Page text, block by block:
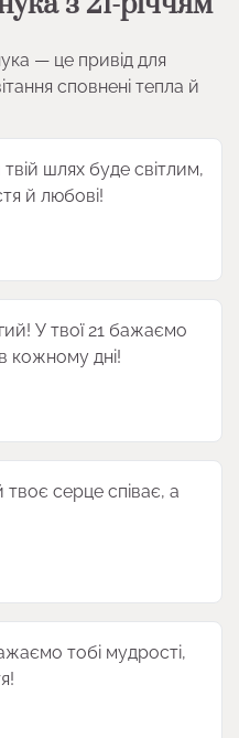
— це привід для
сповнені тепла й
шлях буде світлим,
й любові!
У твої 21 бажаємо
в кожному дні!
серце співає, а
тобі мудрості,